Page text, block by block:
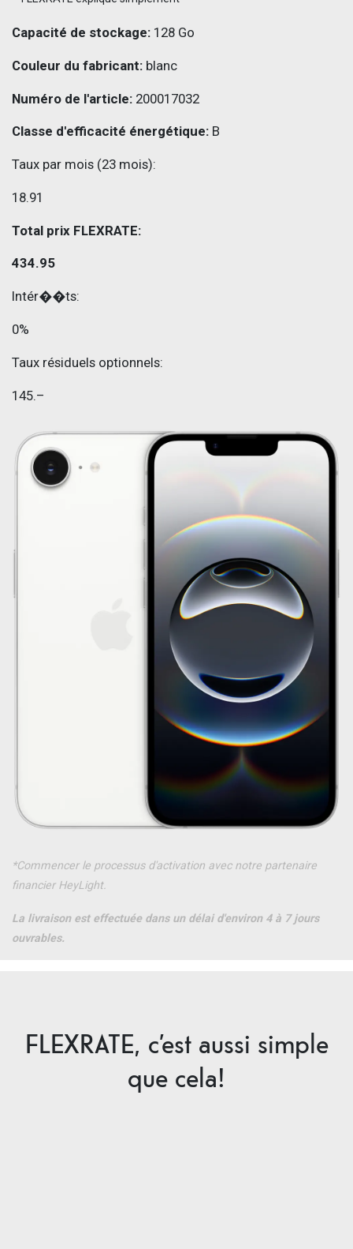
Capacité de stockage: 128 Go
Couleur du fabricant: blanc
Numéro de l'article: 200017032
Classe d'efficacité énergétique: B
Taux par mois (23 mois):
18.91
Total prix FLEXRATE:
434.95
Intér��ts:
0%
Taux résiduels optionnels:
145.–
*Commencer le processus d'activation avec notre partenaire
financier HeyLight.
La livraison est effectuée dans un délai d'environ 4 à 7 jours
ouvrables.
FLEXRATE, c’est aussi simple
que cela!